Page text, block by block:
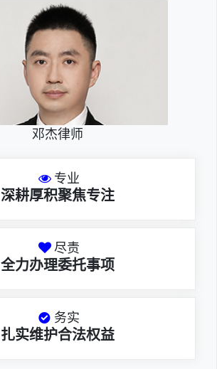
邓杰律师
专业
深耕厚积聚焦专注
尽责
全力办理委托事项
务实
扎实维护合法权益